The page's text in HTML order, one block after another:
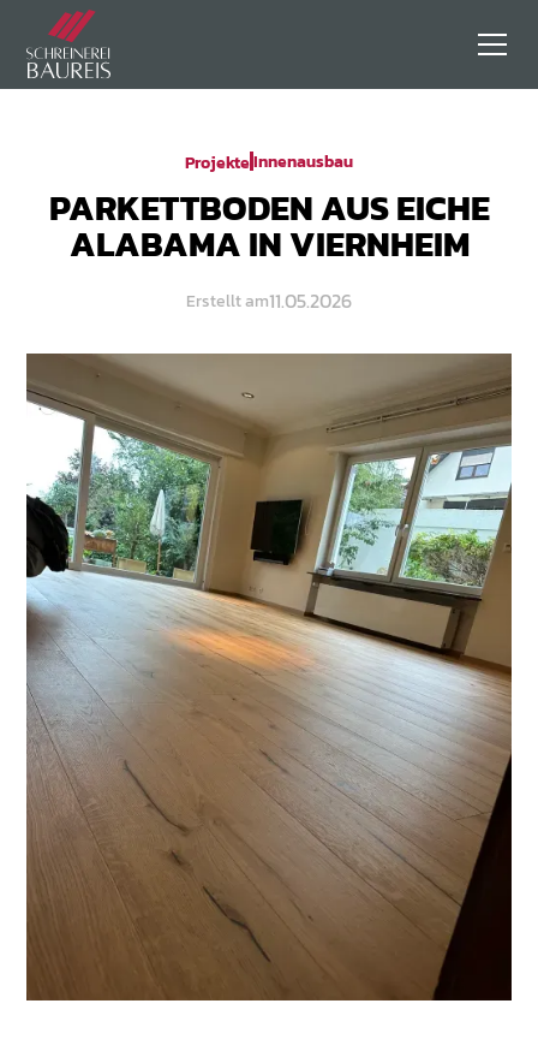
ProjekteInnenausbau
PARKETTBODEN AUS EICHE
ALABAMA IN VIERNHEIM
Erstellt am11.05.2026